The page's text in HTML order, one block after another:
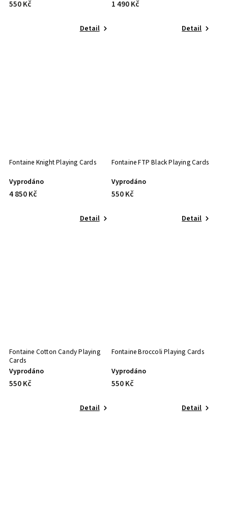
550 Kč
Detail
1 490 Kč
Detail
Fontaine Knight Playing Cards
Vyprodáno
4 850 Kč
Detail
Fontaine FTP Black Playing Cards
Vyprodáno
550 Kč
Detail
Fontaine Cotton Candy Playing
Cards
Vyprodáno
550 Kč
Detail
Fontaine Broccoli Playing Cards
Vyprodáno
550 Kč
Detail